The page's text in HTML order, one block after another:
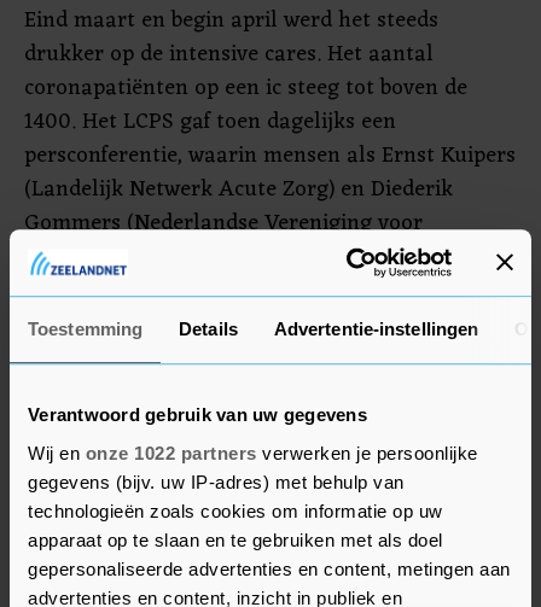
Toestemming Details Advertentie-instellingen
Verantwoord gebruik van uw gegevens
Wij en onze 1022 partners verwerken je persoonlijke
gegevens (bijv. uw IP-adres) met behulp van
technologieën zoals cookies om informatie op uw
apparaat op te slaan en te gebruiken met als doel
gepersonaliseerde advertenties en content, metingen aan
advertenties en content, inzicht in publiek en
Eind maart en begin april werd het steeds
drukker op de intensive cares. Het aantal
coronapatiënten op een ic steeg tot boven de
1400. Het LCPS gaf toen dagelijks een
persconferentie, waarin mensen als Ernst Kuipers
(Landelijk Netwerk Acute Zorg) en Diederik
Gommers (Nederlandse Vereniging voor
Intensive Care) de laatste stand van zaken gaven.
Toen het aantal ic-patiënten daalde en de druk
van de ketel was, werd dit teruggebracht tot twee
persmomenten per week, en later één. Voorlopig
worden nog wel elke dag op de website van het
LCPS gezet.